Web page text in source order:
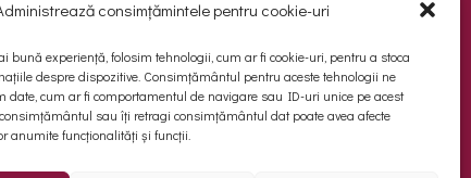
consimțămintele pentru cookie-uri
bună experiență, folosim tehnologii, cum ar fi cookie-uri, pentru a stoca
despre dispozitive. Consimțământul pentru aceste tehnologii ne
date, cum ar fi comportamentul de navigare sau ID-uri unice pe acest
sau îți retragi consimțământul dat poate avea afecte
anumite funcționalități și funcții.
acest navigator pentru data viitoare când o
comentez.